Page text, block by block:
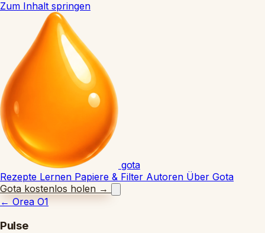
Zum Inhalt springen
gota
Rezepte Lernen Papiere & Filter Autoren Über Gota
Gota kostenlos holen →
← Orea O1
Pulse